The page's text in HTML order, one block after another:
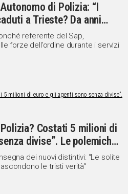
di Polizia: “I
a Trieste? Da anni
referente del Sap,
forze dell’ordine durante i servizi
Costati 5 milioni di
divise”. Le polemiche
dei nuovi distintivi: “Le solite
le tristi verità”